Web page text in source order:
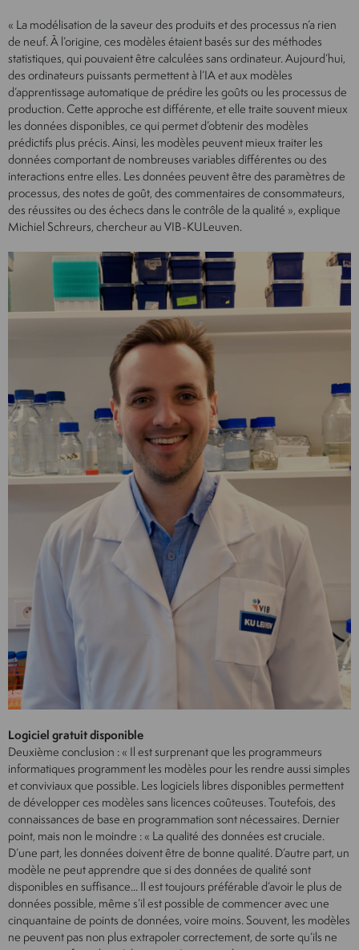
« La modélisation de la saveur des produits et des processus n’a rien
de neuf. À l’origine, ces modèles étaient basés sur des méthodes
statistiques, qui pouvaient être calculées sans ordinateur. Aujourd’hui,
des ordinateurs puissants permettent à l’IA et aux modèles
d’apprentissage automatique de prédire les goûts ou les processus de
production. Cette approche est différente, et elle traite souvent mieux
les données disponibles, ce qui permet d’obtenir des modèles
prédictifs plus précis. Ainsi, les modèles peuvent mieux traiter les
données comportant de nombreuses variables différentes ou des
interactions entre elles. Les données peuvent être des paramètres de
processus, des notes de goût, des commentaires de consommateurs,
des réussites ou des échecs dans le contrôle de la qualité », explique
Michiel Schreurs, chercheur au VIB-KULeuven.
Logiciel gratuit disponible
Deuxième conclusion : « Il est surprenant que les programmeurs
informatiques programment les modèles pour les rendre aussi simples
et conviviaux que possible. Les logiciels libres disponibles permettent
de développer ces modèles sans licences coûteuses. Toutefois, des
connaissances de base en programmation sont nécessaires. Dernier
point, mais non le moindre : « La qualité des données est cruciale.
D’une part, les données doivent être de bonne qualité. D’autre part, un
modèle ne peut apprendre que si des données de qualité sont
disponibles en suffisance... Il est toujours préférable d’avoir le plus de
données possible, même s’il est possible de commencer avec une
cinquantaine de points de données, voire moins. Souvent, les modèles
ne peuvent pas non plus extrapoler correctement, de sorte qu’ils ne